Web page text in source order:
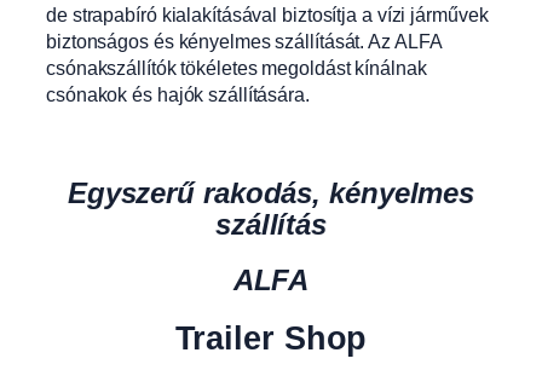
de strapabíró kialakításával biztosítja a vízi járművek
biztonságos és kényelmes szállítását. Az ALFA
csónakszállítók tökéletes megoldást kínálnak
csónakok és hajók szállítására.
Egyszerű rakodás, kényelmes
szállítás
ALFA
Trailer Shop